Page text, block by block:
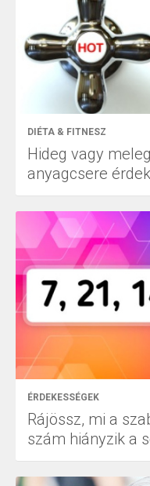
DIÉTA & FITNESZ
Hideg vagy
anyagcsere
ÉRDEKESSÉGEK
Rájössz, mi a
szám hiányzik a